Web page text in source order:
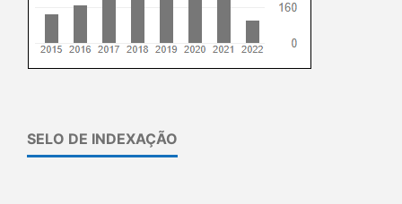
SELO DE INDEXAÇÃO